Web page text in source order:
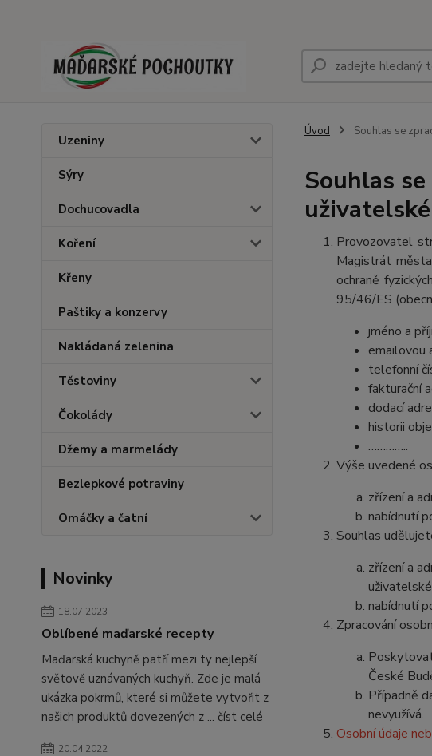
Uzeniny
Sýry
Dochucovadla
Koření
Křeny
Paštiky a konzervy
Nakládaná zelenina
Těstoviny
Čokolády
Džemy a marmelády
Bezlepkové potraviny
Omáčky a čatní
Novinky
18.07.2023
Oblíbené maďarské recepty
Maďarská kuchyně patří mezi ty nejlepší
světově uznávaných kuchyň. Zde je malá
ukázka pokrmů, které si můžete vytvořit z
našich produktů dovezených z ... číst celé
20.04.2022
Úvod Souhlas se
Souhlas
Provozovatel
Magistrát
ochraně
95/46/ES
jméno a
emailovou
telefonní
fakturační
dodací
historii
…………..
Výše uvedené
zřízení a
nabídnutí
Souhlas
zřízení a
nabídnutí
Zpracování
České
Případně
nevyužívá.
Osobní údaje